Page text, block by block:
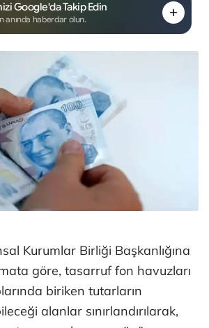
Google'da Takip Edin
anında haberdar olun.
Kurumlar Birliği Başkanlığına
göre, tasarruf fon havuzları
biriken tutarların
alanlar sınırlandırılarak,